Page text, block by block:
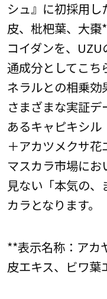
シュ』に初採用
皮、枇杷葉、大
コイダンを、
通成分としてこち
ネラルとの相乗効
さまざまな実証
あるキャピキシ
＋アカツメクサ花
マスカラ市場にお
見ない「本気の
カラとなります。
**表示名称：アカ
皮エキス、ビワ葉